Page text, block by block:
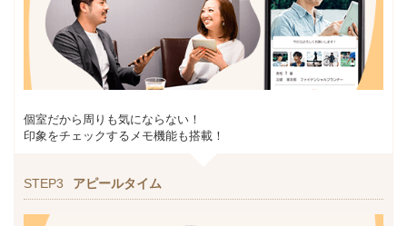
個室だから周りも気にならない！
印象をチェックするメモ機能も搭載！
STEP3 アピールタイム